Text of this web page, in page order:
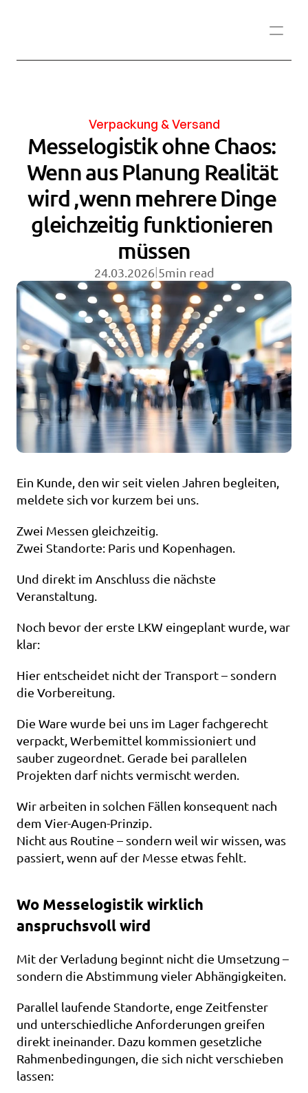
Verpackung & Versand
Messelogistik ohne Chaos:
Wenn aus Planung Realität
wird ,wenn mehrere Dinge
gleichzeitig funktionieren
müssen
24.03.2026|5min read
Ein Kunde, den wir seit vielen Jahren begleiten,
meldete sich vor kurzem bei uns.
Zwei Messen gleichzeitig.
Zwei Standorte: Paris und Kopenhagen.
Und direkt im Anschluss die nächste
Veranstaltung.
Noch bevor der erste LKW eingeplant wurde, war
klar:
Hier entscheidet nicht der Transport – sondern
die Vorbereitung.
Die Ware wurde bei uns im Lager fachgerecht
verpackt, Werbemittel kommissioniert und
sauber zugeordnet. Gerade bei parallelen
Projekten darf nichts vermischt werden.
Wir arbeiten in solchen Fällen konsequent nach
dem Vier-Augen-Prinzip.
Nicht aus Routine – sondern weil wir wissen, was
passiert, wenn auf der Messe etwas fehlt.
Wo Messelogistik wirklich
anspruchsvoll wird
Mit der Verladung beginnt nicht die Umsetzung –
sondern die Abstimmung vieler Abhängigkeiten.
Parallel laufende Standorte, enge Zeitfenster
und unterschiedliche Anforderungen greifen
direkt ineinander. Dazu kommen gesetzliche
Rahmenbedingungen, die sich nicht verschieben
lassen: